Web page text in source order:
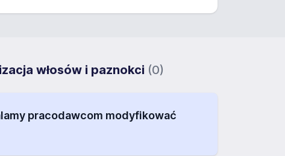
włosów i paznokci (0)
pracodawcom modyfikować